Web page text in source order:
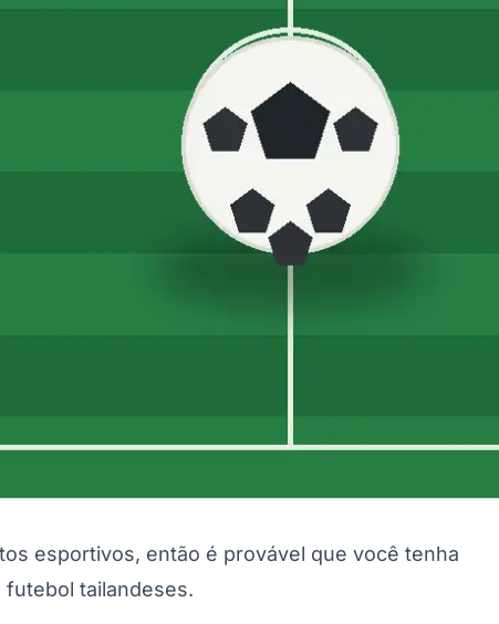
esportivos, então é provável que você tenha
tailandeses.